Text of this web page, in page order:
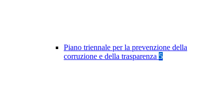
Piano triennale per la prevenzione della
corruzione e della trasparenza 5